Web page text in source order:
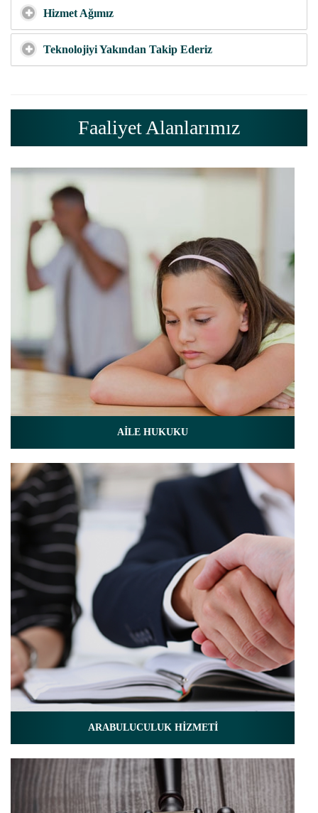
Hizmet Ağımız
Teknolojiyi Yakından Takip Ederiz
Faaliyet Alanlarımız
AİLE HUKUKU
ARABULUCULUK HİZMETİ